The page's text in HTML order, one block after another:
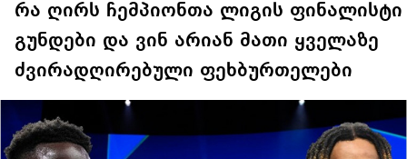
რა ღირს ჩემპიონთა ლიგის ფინალისტი
გუნდები და ვინ არიან მათი ყველაზე
ძვირადღირებული ფეხბურთელები